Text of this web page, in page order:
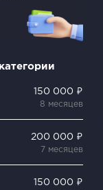
150 000 ₽
8 месяцев
200 000 ₽
7 месяцев
150 000 ₽